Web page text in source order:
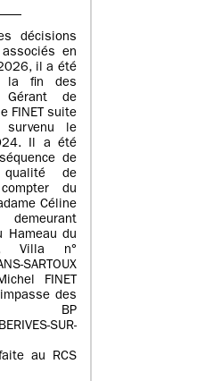
décisions
en
il a été
la fin des
Gérant de
FINET suite
le
Il a été
de
de
du
Céline
Hameau du
Villa n°
SARTOUX
FINET
des
BP
SUR-
au RCS